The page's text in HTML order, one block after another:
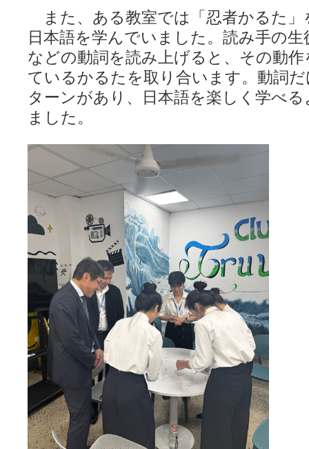
また、ある教室では「忍者かるた
日本語を学んでいました。読み手の
などの動詞を読み上げると、その動
ているかるたを取り合います。動詞
ターンがあり、日本語を楽しく学べ
ました。